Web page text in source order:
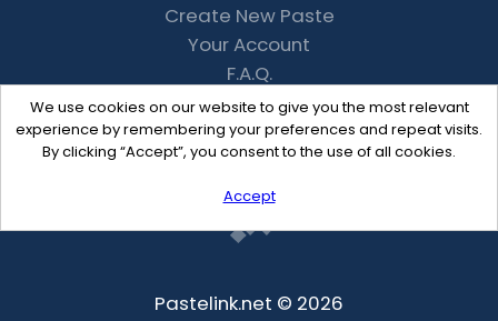
We use cookies on our website to give you the most relevant
experience by remembering your preferences and repeat visits.
By clicking “Accept”, you consent to the use of all cookies.
Accept
Create New Paste
Your Account
F.A.Q.
Recent
Contact
Pastelink.net © 2026